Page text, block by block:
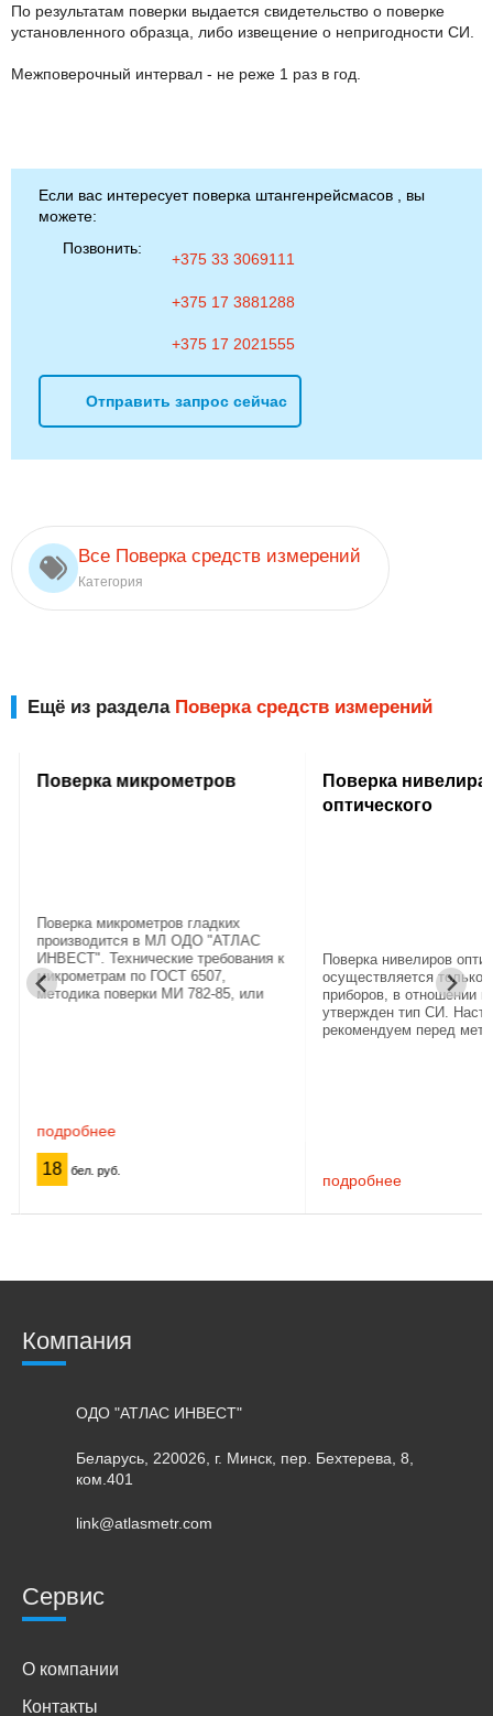
По результатам поверки выдается свидетельство о поверке
установленного образца, либо извещение о непригодности СИ.
Межповерочный интервал - не реже 1 раз в год.
Если вас интересует поверка штангенрейсмасов , вы
можете:
Позвонить:
+375 33 3069111
+375 17 3881288
+375 17 2021555
Отправить запрос сейчас
Все Поверка средств измерений
Категория
Ещё из раздела Поверка средств измерений
Поверка микрометров
Поверка микрометров гладких
производится в МЛ ОДО "АТЛАС
ИНВЕСТ". Технические требования к
микрометрам по ГОСТ 6507,
методика поверки МИ 782-85, или
подробнее
18 бел. руб.
Поверка нивелира
оптического
Поверка нивелиров
осуществляется только
приборов, в отношении
утвержден тип СИ.
рекомендуем перед
подробнее
Компания
ОДО "АТЛАС ИНВЕСТ"
Беларусь, 220026, г. Минск, пер. Бехтерева, 8,
ком.401
link@atlasmetr.com
Сервис
О компании
Контакты